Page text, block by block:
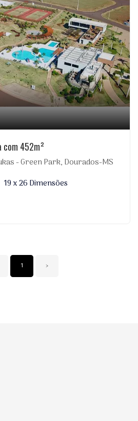
com 452m²
- Green Park, Dourados-MS
19 x 26 Dimensões
1 ›